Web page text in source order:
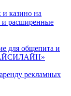
казино на
и расширенные
для общепита и
рекламных